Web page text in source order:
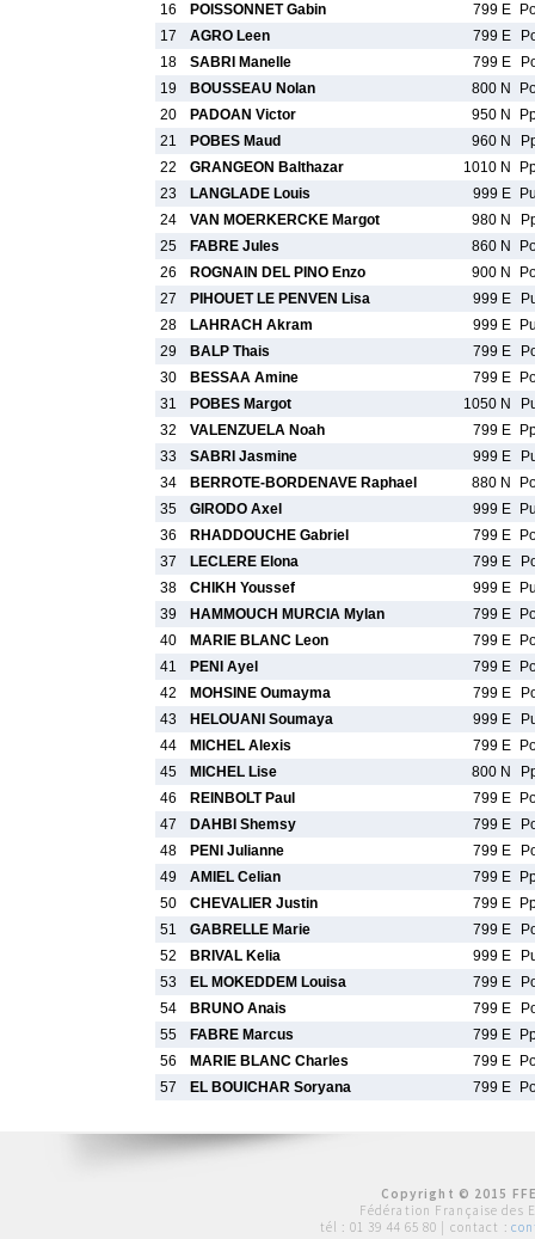
16
POISSONNET Gabin 799 E
17
AGRO Leen 799 E
18
SABRI Manelle 799 E
19
BOUSSEAU Nolan 800 N
20
PADOAN Victor 950 N
21
POBES Maud 960 N
22
GRANGEON Balthazar 1010 N
23
LANGLADE Louis 999 E
24
VAN MOERKERCKE Margot 980 N
25
FABRE Jules 860 N
26
ROGNAIN DEL PINO Enzo 900 N
27
PIHOUET LE PENVEN Lisa 999 E
28
LAHRACH Akram 999 E
29
BALP Thais 799 E
30
BESSAA Amine 799 E
31
POBES Margot 1050 N
32
VALENZUELA Noah 799 E
33
SABRI Jasmine 999 E
34
BERROTE-BORDENAVE Raphael 880 N
35
GIRODO Axel 999 E
36
RHADDOUCHE Gabriel 799 E
37
LECLERE Elona 799 E
38
CHIKH Youssef 999 E
39
HAMMOUCH MURCIA Mylan 799 E
40
MARIE BLANC Leon 799 E
41
PENI Ayel 799 E
42
MOHSINE Oumayma 799 E
43
HELOUANI Soumaya 999 E
44
MICHEL Alexis 799 E
45
MICHEL Lise 800 N
46
REINBOLT Paul 799 E
47
DAHBI Shemsy 799 E
48
PENI Julianne 799 E
49
AMIEL Celian 799 E
50
CHEVALIER Justin 799 E
51
GABRELLE Marie 799 E
52
BRIVAL Kelia 999 E
53
EL MOKEDDEM Louisa 799 E
54
BRUNO Anais 799 E
55
FABRE Marcus 799 E
56
MARIE BLANC Charles 799 E
57
EL BOUICHAR Soryana 799 E
Copyright © 2015
Fédération Française des
tél : 01 39 44 65 80 | contact :